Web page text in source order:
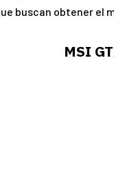
buscan obtener el
MSI